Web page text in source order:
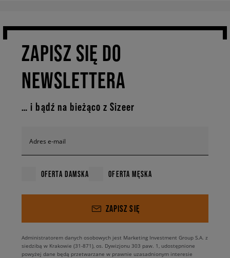
ZAPISZ SIĘ DO
NEWSLETTERA
… i bądź na bieżąco z Sizeer
Adres e-mail
OFERTA DAMSKA OFERTA MĘSKA
ZAPISZ SIĘ
Administratorem danych osobowych jest Marketing Investment Group S.A. z
siedzibą w Krakowie (31-871), os. Dywizjonu 303 paw. 1, udostępnione
powyżej dane będą przetwarzane w prawnie uzasadnionym interesie